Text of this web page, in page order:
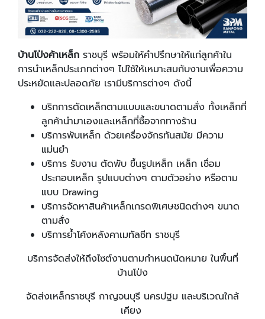
บ้านโป่งค้าเหล็ก ราชบุรี พร้อมให้คำปรึกษาให้แก่ลูกค้าใน
การนำเหล็กประเภทต่างๆ ไปใช้ให้เหมาะสมกับงานเพื่อความ
ประหยัดและปลอดภัย เรามีบริการต่างๆ ดังนี้
บริกการตัดเหล็กตามแบบและขนาดตามสั่ง ทั้งเหล็กที่
ลูกค้านำมาเองและเหล็กที่ซื้อจากทางร้าน
บริการพับเหล็ก ด้วยเครื่องจักรทันสมัย มีความ
แม่นยำ
บริการ รับงาน ตัดพับ ขึ้นรูปเหล็ก เหล็ก เชื่อม
ประกอบเหล็ก รูปแบบต่างๆ ตามตัวอย่าง หรือตาม
แบบ Drawing
บริการจัดหาสินค้าเหล็กเกรดพิเศษชนิดต่างๆ ขนาด
ตามสั่ง
บริการย้ำโค้งหลังคาเมทัลชีท ราชบุรี
บริการจัดส่งให้ถึงไซต์งานตามกำหนดนัดหมาย ในพื้นที่
บ้านโป่ง
จัดส่งเหล็กราชบุรี กาญจนบุรี นครปฐม และบริเวณใกล้
เคียง